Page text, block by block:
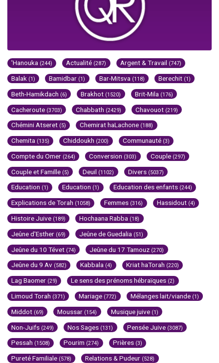
'Hanouka (244) Actualité (287) Argent & Travail (747)
Balak (1) Bamidbar (1) Bar-Mitsva (118) Berechit (1)
Beth-Hamikdach (6) Brakhot (1520) Brit-Mila (176)
Cacheroute (3703) Chabbath (2429) Chavouot (219)
Chémini Atseret (5) Chemirat haLachone (188)
Chemita (135) Chiddoukh (200) Communauté (3)
Compte du Omer (264) Conversion (303) Couple (297)
Couple et Famille (5) Deuil (1102) Divers (5037)
Education (1) Education (1) Education des enfants (244)
Explications de Torah (1058) Femmes (316) Hassidout (4)
Histoire Juive (189) Hochaana Rabba (18)
Jeûne d'Esther (69) Jeûne de Guedalia (51)
Jeûne du 10 Tévet (74) Jeûne du 17 Tamouz (270)
Jeûne du 9 Av (582) Kabbala (4) Kriat haTorah (220)
Lag Baomer (29) Le sens des prénoms hébraïques (2)
Limoud Torah (371) Mariage (772) Mélanges lait/viande (1)
Middot (69) Moussar (154) Musique juive (1)
Non-Juifs (249) Nos Sages (131) Pensée Juive (3087)
Pessah (1508) Pourim (274) Prières (3)
Pureté Familiale (578) Relations & Pudeur (528)